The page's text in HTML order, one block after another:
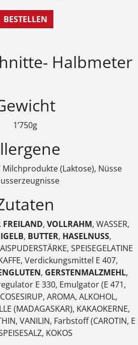
BESTELLEN
Halbmeter
1’750g
(Laktose), Nüsse
FREILAND, VOLLRAHM, WASSER,
, BUTTER, HASELNUSS,
SPEISEGELATINE
Verdickungsmittel E 407,
, GERSTENMALZMEHL,
E 330, Emulgator (E 471,
AROMA, ALKOHOL,
(MADAGASKAR), KAKAOKERNE,
VANILIN, Farbstoff (CAROTIN, E
KOKOS